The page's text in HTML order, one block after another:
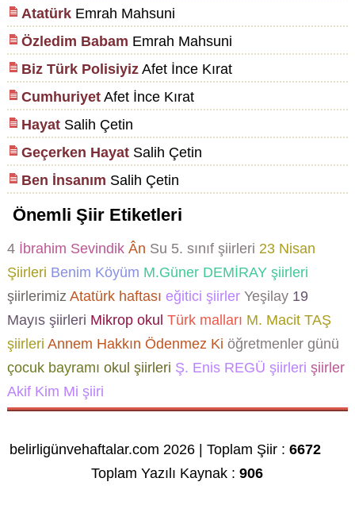
AtatürkEmrah Mahsuni
Özledim Babam Emrah Mahsuni
Biz Türk PolisiyizAfet İnce Kırat
CumhuriyetAfet İnce Kırat
HayatSalih Çetin
Geçerken HayatSalih Çetin
Ben İnsanım Salih Çetin
Önemli Şiir Etiketleri
4 İbrahim Sevindik Ân Su 5. sınıf şiirleri 23 Nisan
Şiirleri Benim Köyüm M.Güner DEMİRAY şiirleri
şiirlerimiz Atatürk haftası eğitici şiirler Yeşilay 19
Mayıs şiirleri Mikrop okul Türk malları M. Macit TAŞ
şiirleri Annem Hakkın Ödenmez Ki öğretmenler günü
çocuk bayramı okul şiirleri Ş. Enis REGÜ şiirleri şiirler
Akif Kim Mi şiiri
belirligünvehaftalar.com 2026 | Toplam Şiir :6672
Toplam Yazılı Kaynak :906